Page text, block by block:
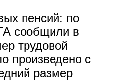
пенсий: по
сообщили в
трудовой
произведено с
размер